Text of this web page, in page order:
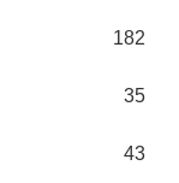
182
35
43